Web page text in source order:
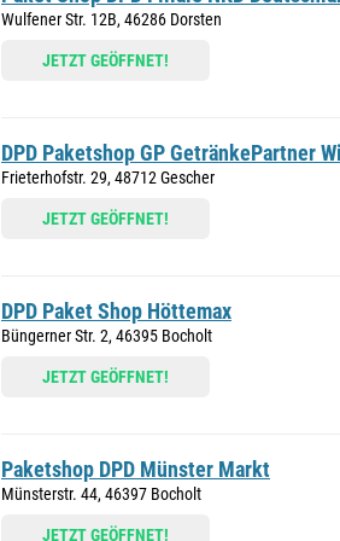
Wulfener Str. 12B, 46286 Dorsten
JETZT GEÖFFNET!
DPD Paketshop GP GetränkePartner
Frieterhofstr. 29, 48712 Gescher
JETZT GEÖFFNET!
DPD Paket Shop Höttemax
Büngerner Str. 2, 46395 Bocholt
JETZT GEÖFFNET!
Paketshop DPD Münster Markt
Münsterstr. 44, 46397 Bocholt
JETZT GEÖFFNET!